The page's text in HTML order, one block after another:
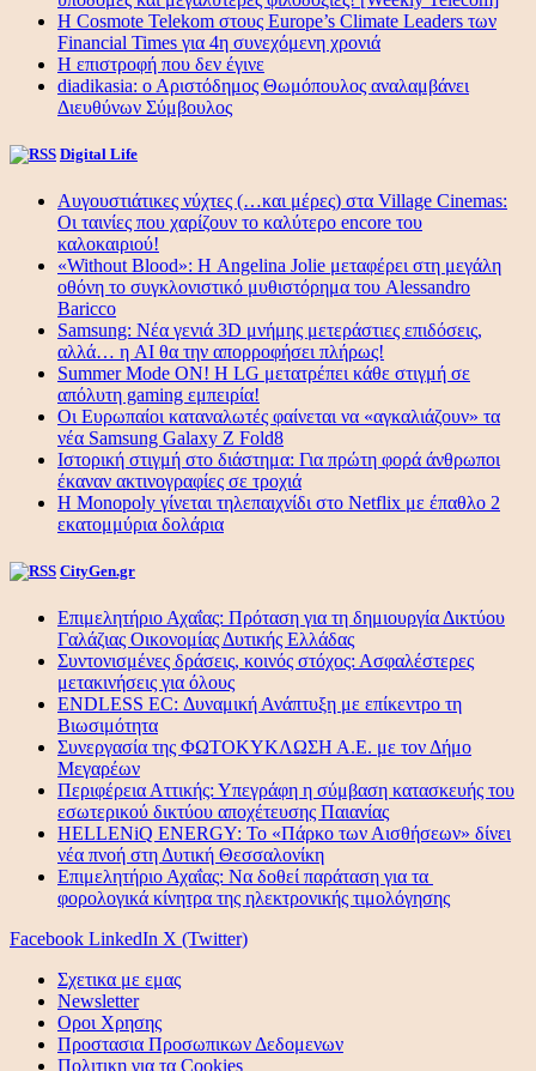
Η Cosmote Telekom στους Europe’s Climate Leaders των
Financial Times για 4η συνεχόμενη χρονιά
Η επιστροφή που δεν έγινε
diadikasia: ο Αριστόδημος Θωμόπουλος αναλαμβάνει
Διευθύνων Σύμβουλος
Digital Life
Αυγουστιάτικες νύχτες (…και μέρες) στα Village Cinemas:
Οι ταινίες που χαρίζουν το καλύτερο encore του
καλοκαιριού!
«Without Blood»: Η Angelina Jolie μεταφέρει στη μεγάλη
οθόνη το συγκλονιστικό μυθιστόρημα του Alessandro
Baricco
Samsung: Νέα γενιά 3D μνήμης μετεράστιες επιδόσεις,
αλλά… η AI θα την απορροφήσει πλήρως!
Summer Mode ON! Η LG μετατρέπει κάθε στιγμή σε
απόλυτη gaming εμπειρία!
Οι Ευρωπαίοι καταναλωτές φαίνεται να «αγκαλιάζουν» τα
νέα Samsung Galaxy Z Fold8
Ιστορική στιγμή στο διάστημα: Για πρώτη φορά άνθρωποι
έκαναν ακτινογραφίες σε τροχιά
Η Monopoly γίνεται τηλεπαιχνίδι στο Netflix με έπαθλο 2
εκατομμύρια δολάρια
CityGen.gr
Επιμελητήριο Αχαΐας: Πρόταση για τη δημιουργία Δικτύου
Γαλάζιας Οικονομίας Δυτικής Ελλάδας
Συντονισμένες δράσεις, κοινός στόχος: Ασφαλέστερες
μετακινήσεις για όλους
ENDLESS EC: Δυναμική Ανάπτυξη με επίκεντρο τη
Βιωσιμότητα
Συνεργασία της ΦΩΤΟΚΥΚΛΩΣΗ Α.Ε. με τον Δήμο
Μεγαρέων
Περιφέρεια Αττικής: Υπεγράφη η σύμβαση κατασκευής του
εσωτερικού δικτύου αποχέτευσης Παιανίας
HELLENiQ ENERGY: Το «Πάρκο των Αισθήσεων» δίνει
νέα πνοή στη Δυτική Θεσσαλονίκη
Επιμελητήριο Αχαΐας: Να δοθεί παράταση για τα
φορολογικά κίνητρα της ηλεκτρονικής τιμολόγησης
Facebook LinkedIn X (Twitter)
Σχετικα με εμας
Newsletter
Οροι Χρησης
Προστασια Προσωπικων Δεδομενων
Πολιτικη για τα Cookies